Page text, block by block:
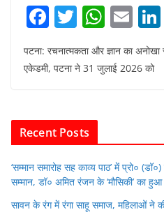
F
c
o
o
k
T
itt
W
at
p
E
m
ai
पटना: रचनात्मकता और ज्ञान का
एकेडमी, पटना ने 31 जुलाई 2026 को
Recent Posts
‘सम्मान समारोह सह काव्य पाठ’ में प्रो०
सम्मान, डॉ० अमित रंजन के ‘मौसिकी’ का हुआ
सावन के रंग में रंगा साहू समाज, महिलाओं ने